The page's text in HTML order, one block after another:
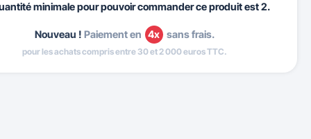
minimale pour pouvoir commander ce produit est 2.
Nouveau ! Paiement en 4x sans frais.
pour les achats compris entre 30 et 2 000 euros TTC.